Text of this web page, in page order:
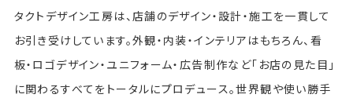
タクトデザイン工房は、店舗のデザイン・設計・施工を一貫して
お引き受けしています。外観・内装・インテリアはもちろん、看
板・ロゴデザイン・ユニフォーム・広告制作など「お店の見た目」
に関わるすべてをトータルにプロデュース。世界観や使い勝手